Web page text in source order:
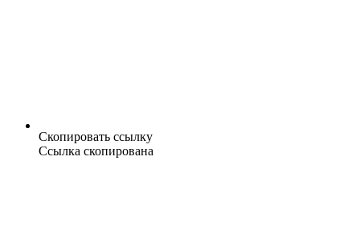
Скопировать ссылку
Ссылка скопирована